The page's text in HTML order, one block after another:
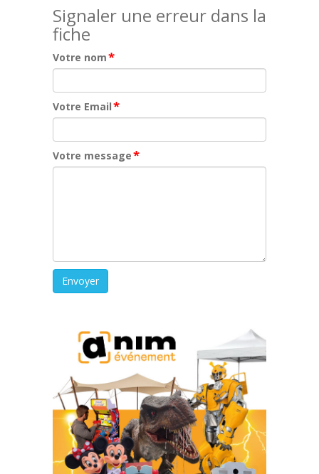
Signaler une erreur dans la
fiche
Votre nom*
Votre Email*
Votre message*